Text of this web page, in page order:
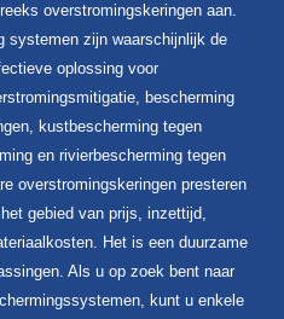
overstromingskeringen aan.
systemen zijn waarschijnlijk de
oplossing voor
bescherming
kustbescherming tegen
en rivierbescherming tegen
overstromingskeringen presteren
gebied van prijs, inzettijd,
Het is een duurzame
Als u op zoek bent naar
kunt u enkele